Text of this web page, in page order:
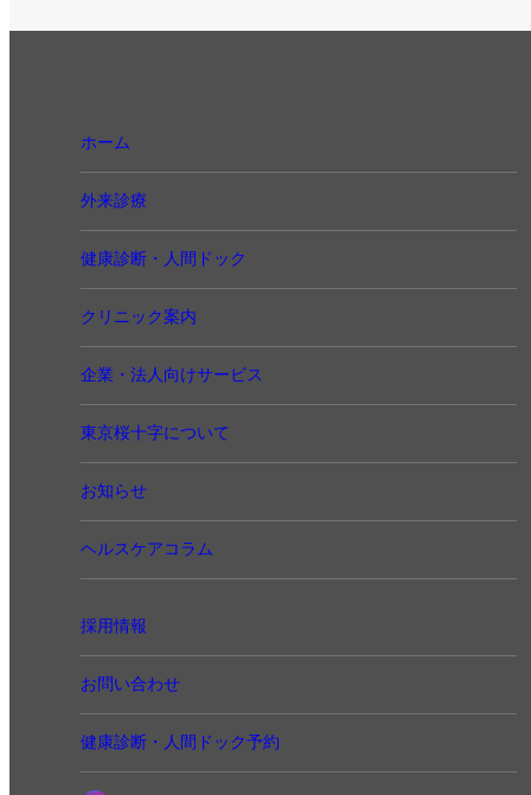
ホーム
外来診療
健康診断・人間ドック
クリニック案内
企業・法人向けサービス
東京桜十字について
お知らせ
ヘルスケアコラム
採用情報
お問い合わせ
健康診断・人間ドック予約